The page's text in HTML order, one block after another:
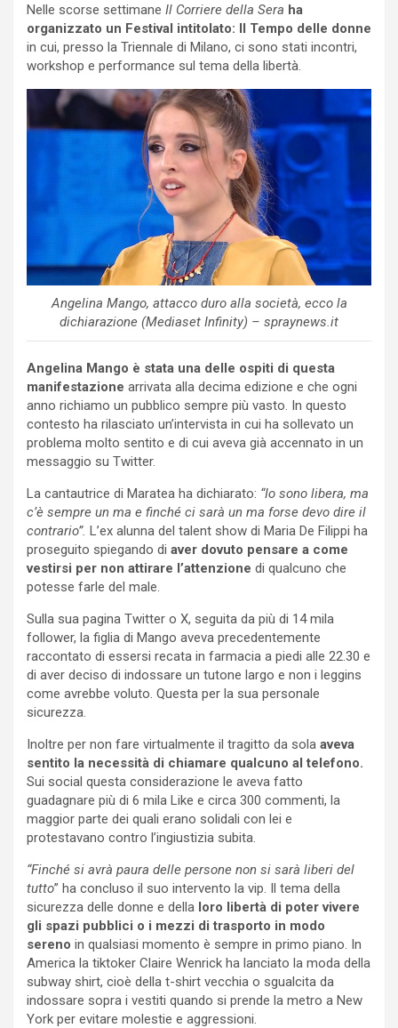
Nelle scorse settimane Il Corriere della Sera ha
organizzato un Festival intitolato: Il Tempo delle donne
in cui, presso la Triennale di Milano, ci sono stati incontri,
workshop e performance sul tema della libertà.
Angelina Mango, attacco duro alla società, ecco la
dichiarazione (Mediaset Infinity) – spraynews.it
Angelina Mango è stata una delle ospiti di questa
manifestazione arrivata alla decima edizione e che ogni
anno richiamo un pubblico sempre più vasto. In questo
contesto ha rilasciato un’intervista in cui ha sollevato un
problema molto sentito e di cui aveva già accennato in un
messaggio su Twitter.
La cantautrice di Maratea ha dichiarato: “Io sono libera, ma
c’è sempre un ma e finché ci sarà un ma forse devo dire il
contrario”. L’ex alunna del talent show di Maria De Filippi ha
proseguito spiegando di aver dovuto pensare a come
vestirsi per non attirare l’attenzione di qualcuno che
potesse farle del male.
Sulla sua pagina Twitter o X, seguita da più di 14 mila
follower, la figlia di Mango aveva precedentemente
raccontato di essersi recata in farmacia a piedi alle 22.30 e
di aver deciso di indossare un tutone largo e non i leggins
come avrebbe voluto. Questa per la sua personale
sicurezza.
Inoltre per non fare virtualmente il tragitto da sola aveva
sentito la necessità di chiamare qualcuno al telefono.
Sui social questa considerazione le aveva fatto
guadagnare più di 6 mila Like e circa 300 commenti, la
maggior parte dei quali erano solidali con lei e
protestavano contro l’ingiustizia subita.
“Finché si avrà paura delle persone non si sarà liberi del
tutto” ha concluso il suo intervento la vip. Il tema della
sicurezza delle donne e della loro libertà di poter vivere
gli spazi pubblici o i mezzi di trasporto in modo
sereno in qualsiasi momento è sempre in primo piano. In
America la tiktoker Claire Wenrick ha lanciato la moda della
subway shirt, cioè della t-shirt vecchia o sgualcita da
indossare sopra i vestiti quando si prende la metro a New
York per evitare molestie e aggressioni.